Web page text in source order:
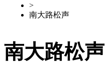
>
南大路松声
南大路松声